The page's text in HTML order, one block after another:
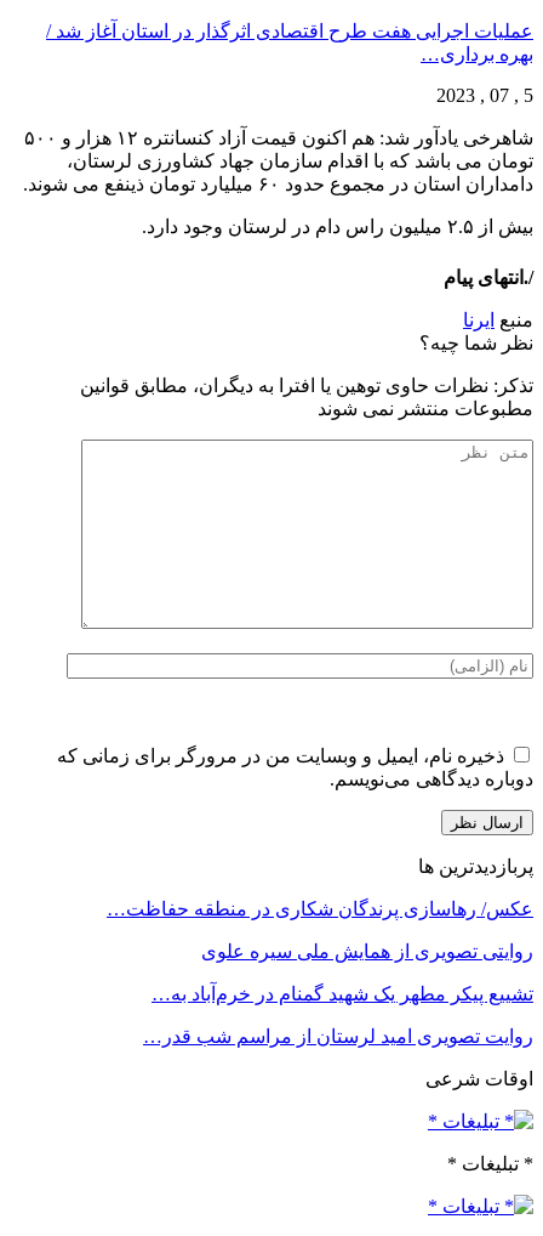
عملیات اجرایی هفت طرح اقتصادی اثرگذار در استان آغاز شد /
بهره برداری…
5 , 07 , 2023
شاهرخی یادآور شد: هم اکنون قیمت آزاد کنسانتره ۱۲ هزار و ۵۰۰
تومان می باشد که با اقدام سازمان جهاد کشاورزی لرستان،
دامداران استان در مجموع حدود ۶۰ میلیارد تومان ذینفع می شوند.
بیش از ۲.۵ میلیون راس دام در لرستان وجود دارد.
/.انتهای پیام
منبع ایرنا
نظر شما چیه؟
تذكر: نظرات حاوی توهين يا افترا به ديگران، مطابق قوانين
مطبوعات منتشر نمی شوند
ذخیره نام، ایمیل و وبسایت من در مرورگر برای زمانی که
دوباره دیدگاهی می‌نویسم.
پربازدیدترین ها
عکس/ رهاسازی پرندگان شکاری در منطقه حفاظت…
روایتی تصویری از همایش ملی سیره علوی
تشییع پیکر مطهر یک شهید گمنام در خرم‌آباد به…
روایت تصویری امید لرستان از مراسم شب قدر…
اوقات شرعی
* تبلیغات *